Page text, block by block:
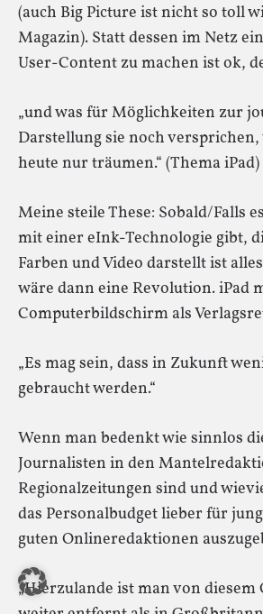
(auch Big Picture ist nicht so toll
Magazin). Statt dessen im Netz
User-Content zu machen ist ok,
„und was für Möglichkeiten zur
Darstellung sie noch
heute nur träumen.“ (Thema iPad)
Meine steile These: Sobald/Falls
mit einer eInk-Technologie gibt,
Farben und Video darstellt ist
wäre dann eine Revolution. iPad
Computerbildschirm als
„Es mag sein, dass in Zukunft
gebraucht werden.“
Wenn man bedenkt wie sinnlos
Journalisten in den
Regionalzeitungen sind und
das Personalbudget lieber für
guten Onlineredaktionen
„Hierzulande ist man von diesem